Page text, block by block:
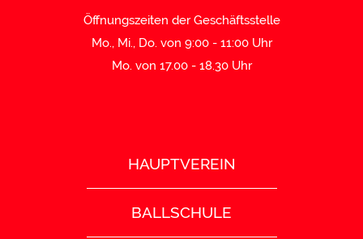
Öffnungszeiten der Geschäftsstelle
Mo., Mi., Do. von 9:00 - 11:00 Uhr
Mo. von 17.00 - 18.30 Uhr
HAUPTVEREIN
BALLSCHULE